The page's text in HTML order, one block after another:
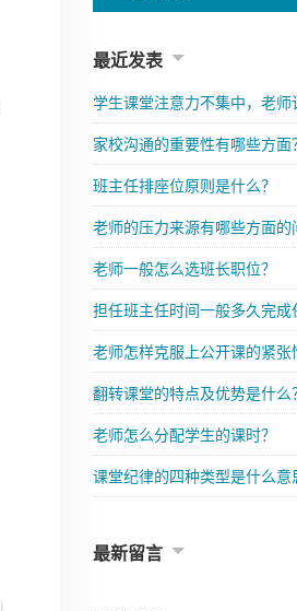
最近发表
学生课堂注意力不集中，老师
家校沟通的重要性有哪些方面
班主任排座位原则是什么？
老师的压力来源有哪些方面的
老师一般怎么选班长职位？
担任班主任时间一般多久完成
老师怎样克服上公开课的紧张
翻转课堂的特点及优势是什么
老师怎么分配学生的课时？
课堂纪律的四种类型是什么意
最新留言